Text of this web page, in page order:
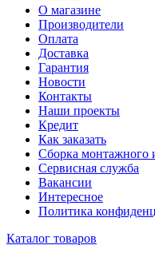
О магазине
Производители
Оплата
Доставка
Гарантия
Новости
Контакты
Наши проекты
Кредит
Как заказать
Сборка монтажного
Сервисная служба
Вакансии
Интересное
Политика
Каталог товаров